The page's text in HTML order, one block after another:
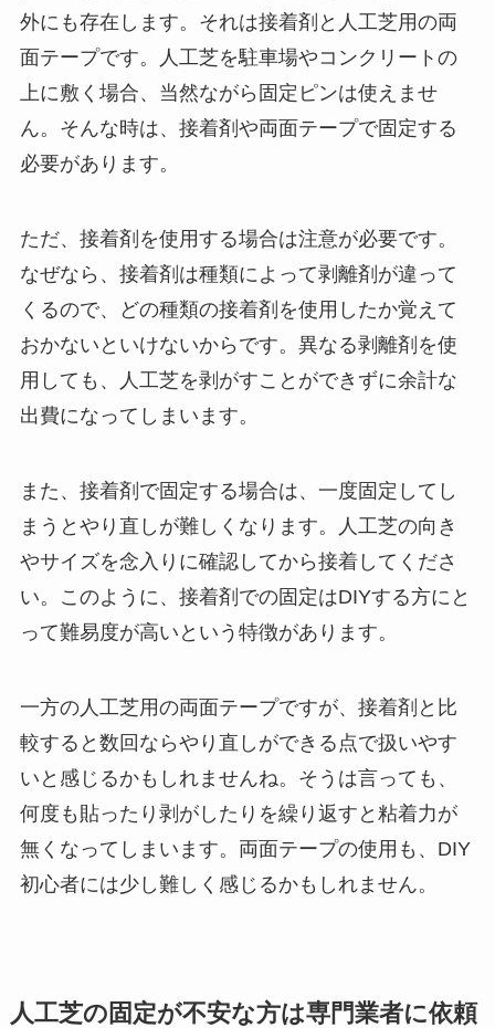
外にも存在します。それは接着剤と人工芝用の両
面テープです。人工芝を駐車場やコンクリートの
上に敷く場合、当然ながら固定ピンは使えませ
ん。そんな時は、接着剤や両面テープで固定する
必要があります。
ただ、接着剤を使用する場合は注意が必要です。
なぜなら、接着剤は種類によって剥離剤が違って
くるので、どの種類の接着剤を使用したか覚えて
おかないといけないからです。異なる剥離剤を使
用しても、人工芝を剥がすことができずに余計な
出費になってしまいます。
また、接着剤で固定する場合は、一度固定してし
まうとやり直しが難しくなります。人工芝の向き
やサイズを念入りに確認してから接着してくださ
い。このように、接着剤での固定はDIYする方にと
って難易度が高いという特徴があります。
一方の人工芝用の両面テープですが、接着剤と比
較すると数回ならやり直しができる点で扱いやす
いと感じるかもしれませんね。そうは言っても、
何度も貼ったり剥がしたりを繰り返すと粘着力が
無くなってしまいます。両面テープの使用も、DIY
初心者には少し難しく感じるかもしれません。
人工芝の固定が不安な方は専門業者に依頼